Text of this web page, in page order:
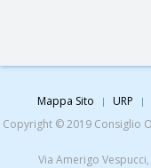
Mappa Sito URP
Copyright © 2019 Consiglio
Via Amerigo